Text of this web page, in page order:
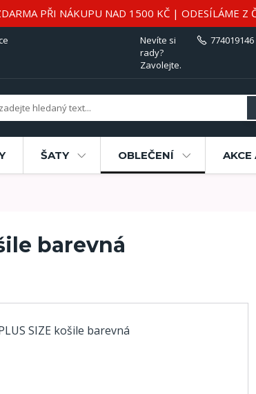
PŘI NÁKUPU NAD 1500 KČ | ODESÍLÁME Z
Nevíte si
rady?
Zavolejte.
774019146
ŠATY OBLEČENÍ AKCE
barevná